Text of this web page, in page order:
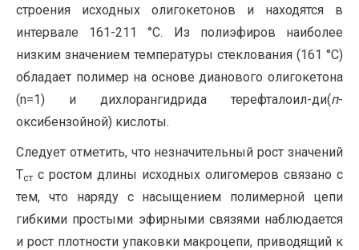
строения исходных олигокетонов и находятся в
интервале 161-211 °С. Из полиэфиров наиболее
низким значением температуры стеклования (161 °С)
обладает полимер на основе дианового олигокетона
(n=1) и дихлорангидрида терефталоил-ди(п-
оксибензойной) кислоты.
Следует отметить, что незначительный рост значений
Тст с ростом длины исходных олигомеров связано с
тем, что наряду с насыщением полимерной цепи
гибкими простыми эфирными связями наблюдается
и рост плотности упаковки макроцепи, приводящий к